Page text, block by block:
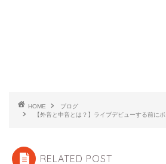
HOME
ブログ
【外音と中音とは？】ライブデビューする前に
RELATED POST